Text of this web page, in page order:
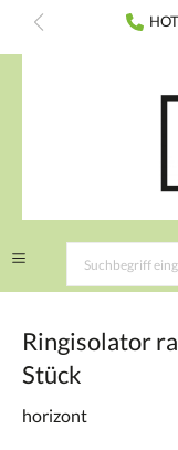
springen
Ringisolator
Stück
horizont